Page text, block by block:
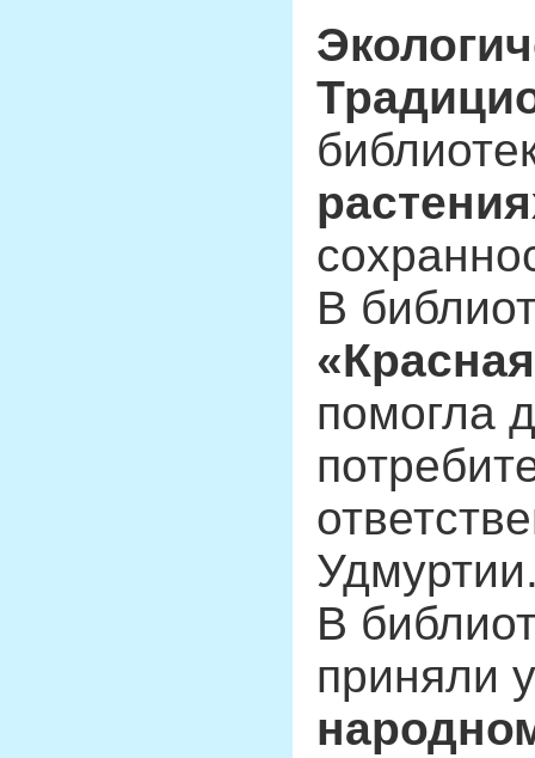
В
помогла
В
приняли